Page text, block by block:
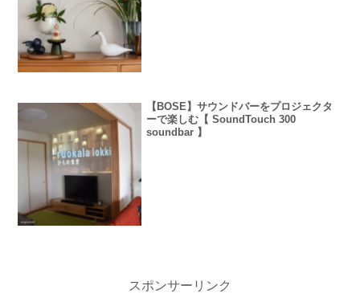
【BOSE】サウンドバーをプロジェクタ
ーで楽しむ【 SoundTouch 300
soundbar 】
スポンサーリンク